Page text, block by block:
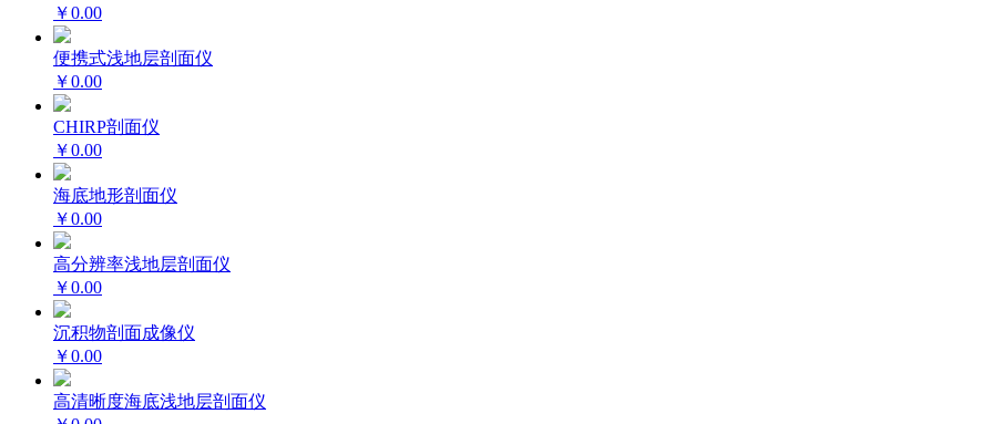
￥0.00
便携式浅地层剖面仪
￥0.00
CHIRP剖面仪
￥0.00
海底地形剖面仪
￥0.00
高分辨率浅地层剖面仪
￥0.00
沉积物剖面成像仪
￥0.00
高清晰度海底浅地层剖面仪